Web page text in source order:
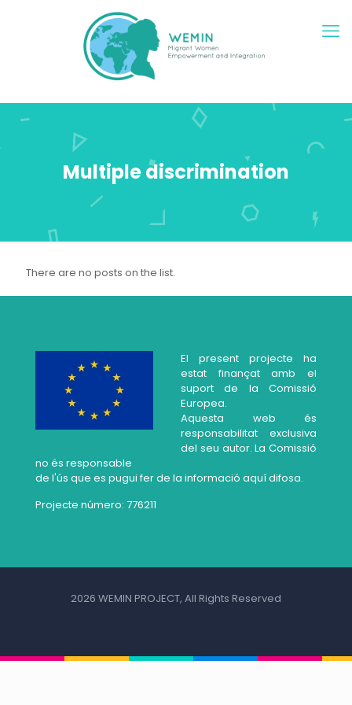
Multiple discrimination
There are no posts on the list.
El present projecte ha
estat finançat amb el
suport de la Comissió
Europea.
Aquesta web és
responsabilitat exclusiva
del seu autor. La Comissió
no és responsable
de l'ús que es pugui fer de la informació aquí difosa.
Projecte número: 776211
2026 WEMIN PROJECT, All Rights Reserved